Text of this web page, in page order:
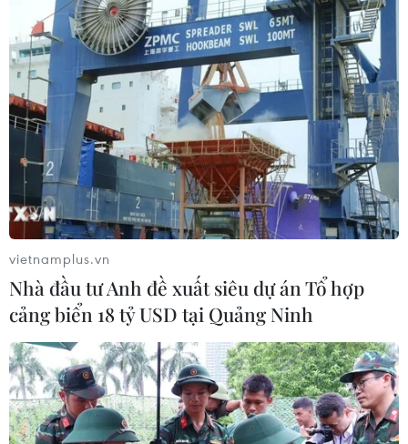
vietnamplus.vn
Nhà đầu tư Anh đề xuất siêu dự án Tổ hợp
cảng biển 18 tỷ USD tại Quảng Ninh